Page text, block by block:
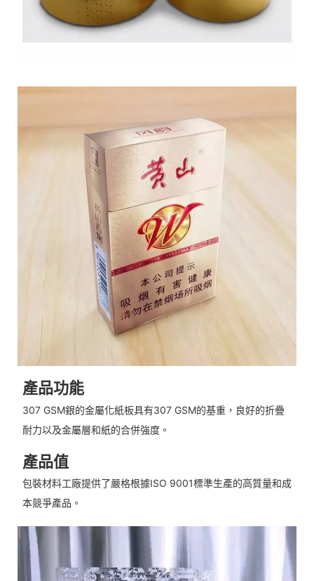
產品功能
307 GSM銀的金屬化紙板具有307 GSM的基重，良好的折疊
耐力以及金屬層和紙的合併強度。
產品值
包裝材料工廠提供了嚴格根據ISO 9001標準生產的高質量和成
本競爭產品。